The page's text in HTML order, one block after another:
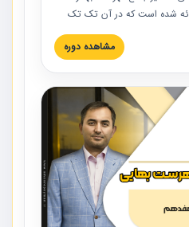
شده است که در آن تک تک
تفسیر و ارائه شده است. این
و به همراه تصاویر عملیات
مدیر پروژه مهندسی
رشته ابنیه ارائه شده و به تمام
در حال فعالیت هستند حتما
استفاده نمایند.
مشاهده دوره